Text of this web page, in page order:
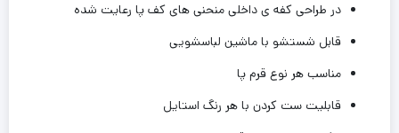
در طراحی کفه ی داخلی منحنی های کف پا رعایت شده
قابل شستشو با ماشین لباسشویی
مناسب هر نوع قرم پا
قابلیت ست کردن با هر رنگ استایل